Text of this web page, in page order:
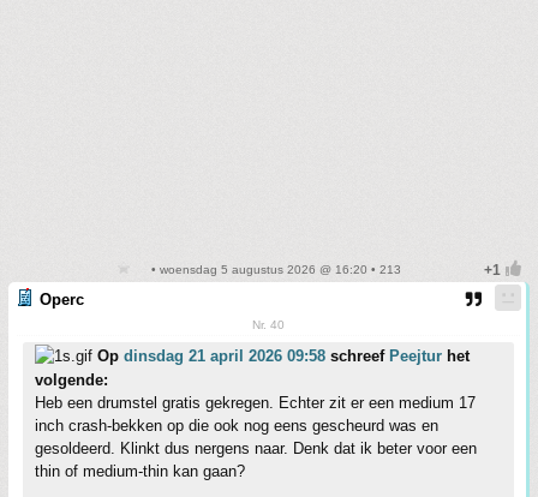
• woensdag 5 augustus 2026 @ 16:20 • 213
Operc
Nr. 40
Op dinsdag 21 april 2026 09:58 schreef Peejtur het
volgende:
Heb een drumstel gratis gekregen. Echter zit er een medium 17
inch crash-bekken op die ook nog eens gescheurd was en
gesoldeerd. Klinkt dus nergens naar. Denk dat ik beter voor een
thin of medium-thin kan gaan?